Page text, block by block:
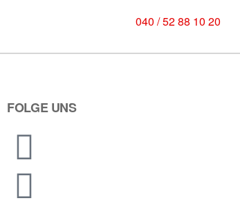
040 / 52 88 10 20
FOLGE UNS